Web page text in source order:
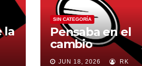
la
SIN CATEGORÍA
Pensaba en el
cambio
JUN 18, 2026 RK